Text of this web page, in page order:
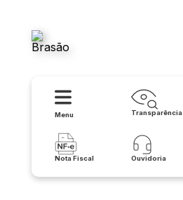
Menu Transparência
Nota Fiscal Ouvidoria